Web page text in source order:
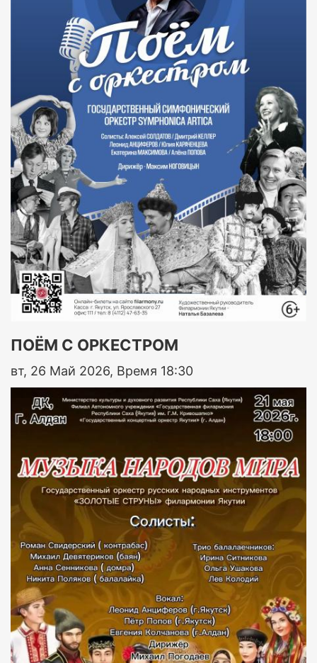
ПОЁМ С ОРКЕСТРОМ
вт, 26 Май 2026, Время 18:30